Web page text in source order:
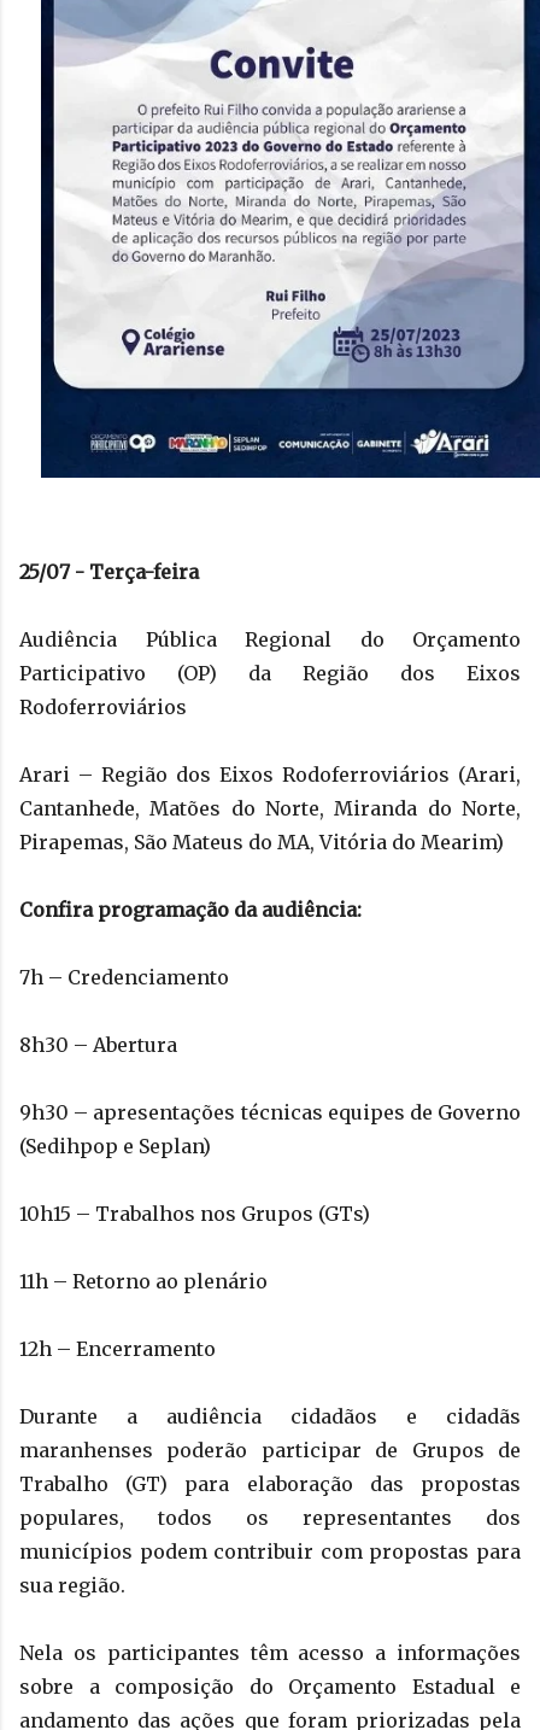
25/07 - Terça-feira
Audiência Pública Regional do Orçamento
Participativo (OP) da Região dos Eixos
Rodoferroviários
Arari – Região dos Eixos Rodoferroviários (Arari,
Cantanhede, Matões do Norte, Miranda do Norte,
Pirapemas, São Mateus do MA, Vitória do Mearim)
Confira programação da audiência:
7h – Credenciamento
8h30 – Abertura
9h30 – apresentações técnicas equipes de Governo
(Sedihpop e Seplan)
10h15 – Trabalhos nos Grupos (GTs)
11h – Retorno ao plenário
12h – Encerramento
Durante a audiência cidadãos e cidadãs
maranhenses poderão participar de Grupos de
Trabalho (GT) para elaboração das propostas
populares, todos os representantes dos
municípios podem contribuir com propostas para
sua região.
Nela os participantes têm acesso a informações
sobre a composição do Orçamento Estadual e
andamento das ações que foram priorizadas pela